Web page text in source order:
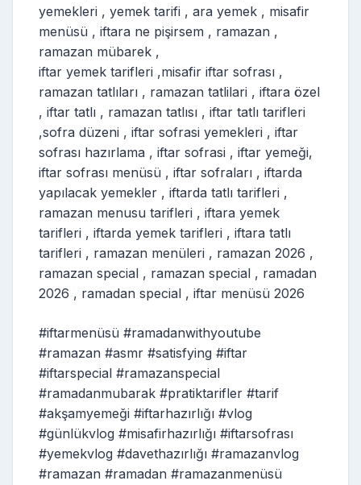
yemekleri , yemek tarifi , ara yemek , misafir
menüsü , iftara ne pişirsem , ramazan ,
ramazan mübarek ,
iftar yemek tarifleri ,misafir iftar sofrası ,
ramazan tatlıları , ramazan tatlilari , iftara özel
, iftar tatlı , ramazan tatlısı , iftar tatlı tarifleri
,sofra düzeni , iftar sofrasi yemekleri , iftar
sofrası hazırlama , iftar sofrasi , iftar yemeği,
iftar sofrası menüsü , iftar sofraları , iftarda
yapılacak yemekler , iftarda tatlı tarifleri ,
ramazan menusu tarifleri , iftara yemek
tarifleri , iftarda yemek tarifleri , iftara tatlı
tarifleri , ramazan menüleri , ramazan 2026 ,
ramazan special , ramazan special , ramadan
2026 , ramadan special , iftar menüsü 2026
#iftarmenüsü #ramadanwithyoutube
#ramazan #asmr #satisfying #iftar
#iftarspecial #ramazanspecial
#ramadanmubarak #pratiktarifler #tarif
#akşamyemeği #iftarhazırlığı #vlog
#günlükvlog #misafirhazırlığı #iftarsofrası
#yemekvlog #davethazırlığı #ramazanvlog
#ramazan #ramadan #ramazanmenüsü